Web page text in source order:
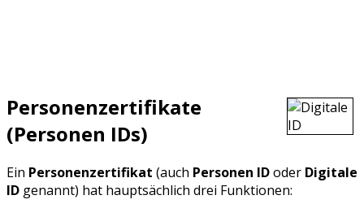
Personenzertifikate
(Personen IDs)
Ein Personenzertifikat (auch Personen IDoder Digitale
ID genannt) hat hauptsächlich drei Funktionen: